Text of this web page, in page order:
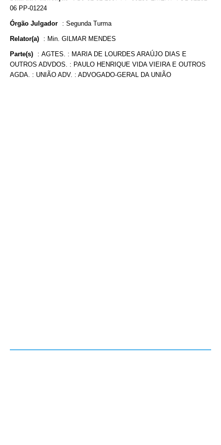
06 PP-01224
Órgão Julgador : Segunda Turma
Relator(a) : Min. GILMAR MENDES
Parte(s) : AGTES. : MARIA DE LOURDES ARAÚJO DIAS E
OUTROS ADVDOS. : PAULO HENRIQUE VIDA VIEIRA E OUTROS
AGDA. : UNIÃO ADV. : ADVOGADO-GERAL DA UNIÃO